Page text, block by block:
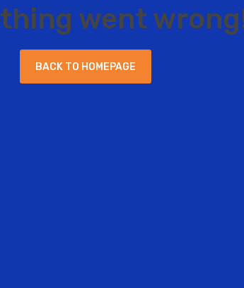
thing went wrong
BACK TO HOM EPAG E